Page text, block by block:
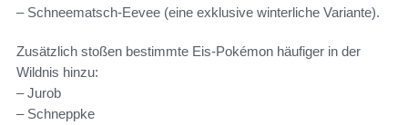
– Schneematsch-Eevee (eine exklusive winterliche Variante).
Zusätzlich stoßen bestimmte Eis-Pokémon häufiger in der
Wildnis hinzu:
– Jurob
– Schneppke